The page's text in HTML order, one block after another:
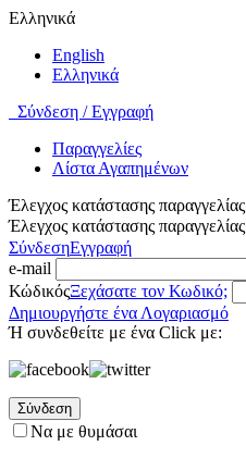
Ελληνικά
English
Ελληνικά
Σύνδεση / Εγγραφή
Παραγγελίες
Λίστα Αγαπημένων
Έλεγχος κατάστασης παραγγελίας
Έλεγχος κατάστασης παραγγελίας
ΣύνδεσηΕγγραφή
e-mail
ΚώδικόςΞεχάσατε τον Κωδικό;
Δημιουργήστε ένα Λογαριασμό
Ή συνδεθείτε με ένα Click με:
Σύνδεση
Να με θυμάσαι